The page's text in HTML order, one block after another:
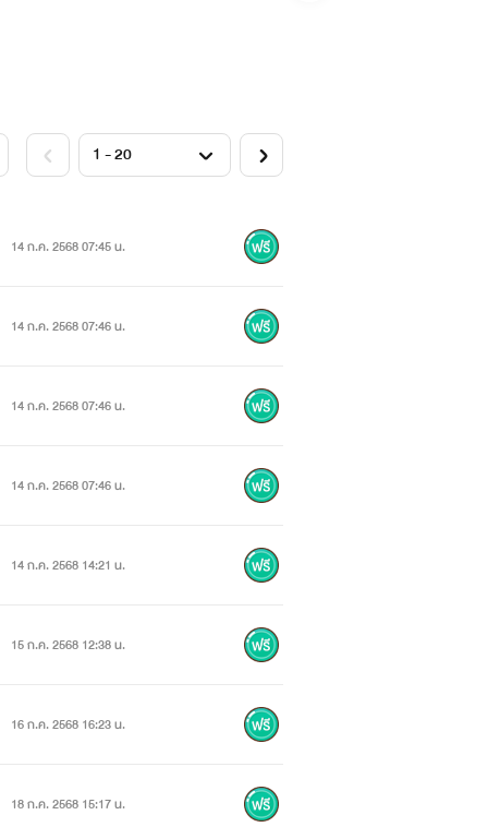
14 ก.ค. 2568 07:45 น.
14 ก.ค. 2568 07:46 น.
14 ก.ค. 2568 07:46 น.
14 ก.ค. 2568 07:46 น.
14 ก.ค. 2568 14:21 น.
15 ก.ค. 2568 12:38 น.
16 ก.ค. 2568 16:23 น.
18 ก.ค. 2568 15:17 น.